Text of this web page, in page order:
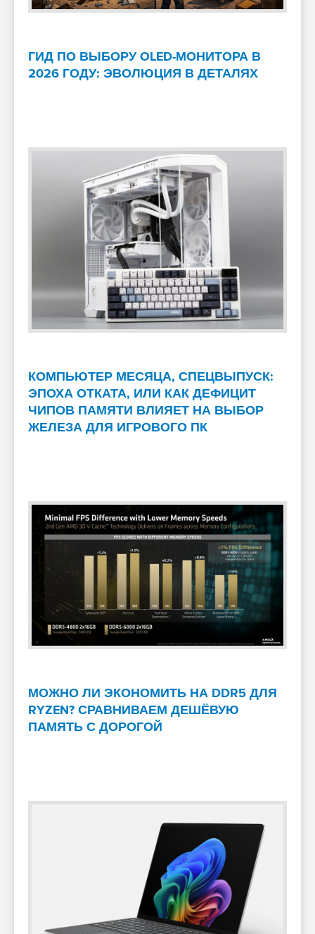
ГИД ПО ВЫБОРУ OLED-МОНИТОРА В
2026 ГОДУ: ЭВОЛЮЦИЯ В ДЕТАЛЯХ
КОМПЬЮТЕР МЕСЯЦА, СПЕЦВЫПУСК:
ЭПОХА ОТКАТА, ИЛИ КАК ДЕФИЦИТ
ЧИПОВ ПАМЯТИ ВЛИЯЕТ НА ВЫБОР
ЖЕЛЕЗА ДЛЯ ИГРОВОГО ПК
МОЖНО ЛИ ЭКОНОМИТЬ НА DDR5 ДЛЯ
RYZEN? СРАВНИВАЕМ ДЕШЁВУЮ
ПАМЯТЬ С ДОРОГОЙ